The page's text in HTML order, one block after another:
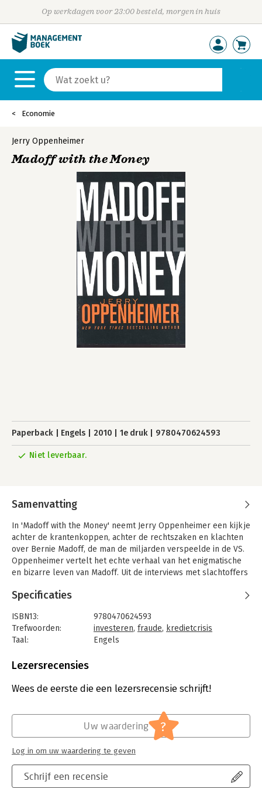
Op werkdagen voor 23:00 besteld, morgen in huis
Economie
Jerry Oppenheimer
Madoff with the Money
Paperback Engels 2010 1e druk 9780470624593
Niet leverbaar.
Samenvatting
In 'Madoff with the Money' neemt Jerry Oppenheimer een kijkje
achter de krantenkoppen, achter de rechtszaken en klachten
over Bernie Madoff, de man de miljarden verspeelde in de VS.
Oppenheimer vertelt het echte verhaal van het enigmatische
en bizarre leven van Madoff. Uit de interviews met slachtoffers
Specificaties
ISBN13:
9780470624593
Trefwoorden:
investeren, fraude, kredietcrisis
Taal:
Engels
Aantal pagina's:
Druk:
1
Lezersrecensies
Wees de eerste die een lezersrecensie schrijft!
Schrijf een recensie
Uw waardering ?
Log in om uw waardering te geven